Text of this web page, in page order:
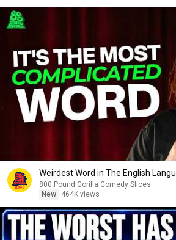
Weirdest Word in The English
800 Pound Gorilla Comedy Slices
New
464K views